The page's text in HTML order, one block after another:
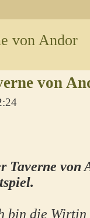
von Andor
von
von
bin die Wirtin